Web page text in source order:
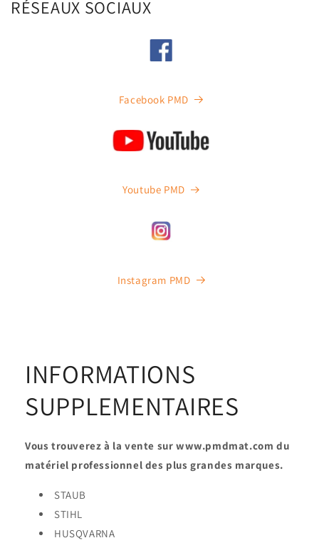
RÉSEAUX SOCIAUX
Facebook PMD
Youtube PMD
Instagram PMD
INFORMATIONS
SUPPLEMENTAIRES
Vous trouverez à la vente sur www.pmdmat.com du
matériel professionnel des plus grandes marques.
STAUB
STIHL
HUSQVARNA